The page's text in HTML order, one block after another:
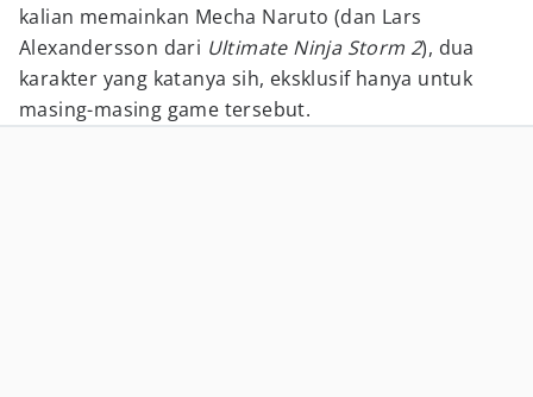
kalian memainkan Mecha Naruto (dan Lars
Alexandersson dari Ultimate Ninja Storm 2), dua
karakter yang katanya sih, eksklusif hanya untuk
masing-masing game tersebut.